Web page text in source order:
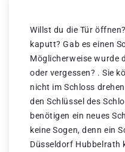
Willst du die Tür
kaputt? Gab es einen
Möglicherweise wurde
oder vergessen? . Sie
nicht im Schloss
den Schlüssel des
benötigen ein neues
keine Sogen, denn ein
Düsseldorf Hubbelrath